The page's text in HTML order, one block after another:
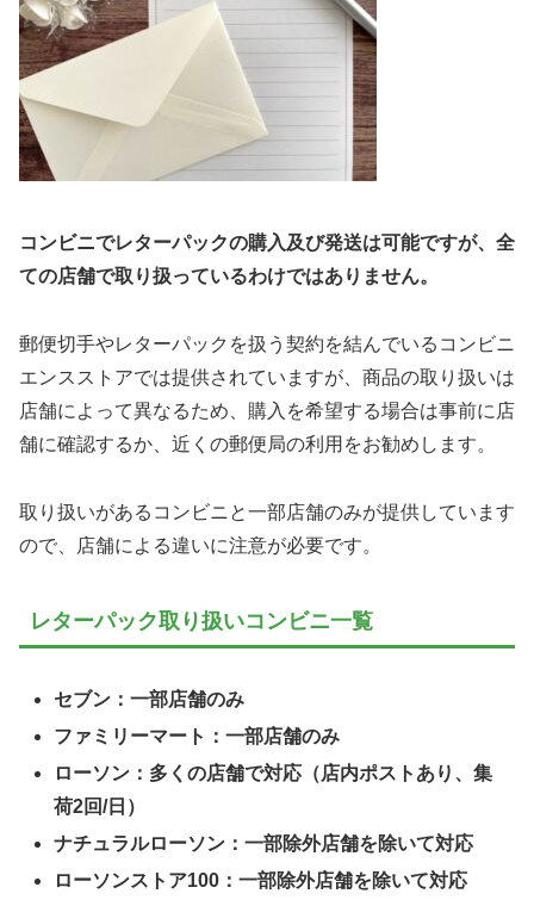
コンビニでレターパックの購入及び発送は可能ですが、全
ての店舗で取り扱っているわけではありません。
郵便切手やレターパックを扱う契約を結んでいるコンビニ
エンスストアでは提供されていますが、商品の取り扱いは
店舗によって異なるため、購入を希望する場合は事前に店
舗に確認するか、近くの郵便局の利用をお勧めします。
取り扱いがあるコンビニと一部店舗のみが提供しています
ので、店舗による違いに注意が必要です。
レターパック取り扱いコンビニ一覧
セブン：一部店舗のみ
ファミリーマート：一部店舗のみ
ローソン：多くの店舗で対応（店内ポストあり、集
荷2回/日）
ナチュラルローソン：一部除外店舗を除いて対応
ローソンストア100：一部除外店舗を除いて対応